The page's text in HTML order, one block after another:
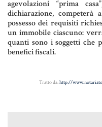
ANTIRICICLAGGIO
AUTOCERTIFICAZIONE
VERIFICA FIRMA
agevolazioni “prima
dichiarazione,
possesso dei requisiti
un immobile ciascuno:
quanti sono i soggetti che
benefici fiscali.
Tratto da:http://